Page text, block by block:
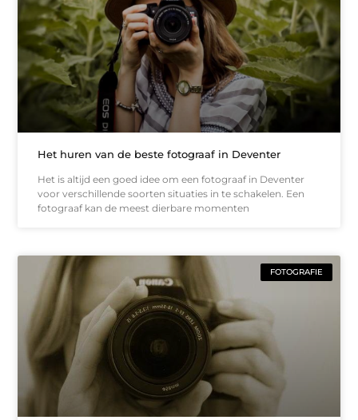
Het huren van de beste fotograaf in Deventer
Het is altijd een goed idee om een fotograaf in Deventer
voor verschillende soorten situaties in te schakelen. Een
fotograaf kan de meest dierbare momenten
FOTOGRAFIE